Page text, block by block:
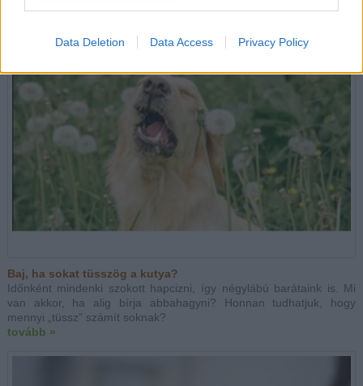
Data Deletion Data Access Privacy Policy
Baj, ha sokat tüsszög a kutya?
Időnként mindenki szokott hapcizni, így négylábú barátaink is. Mi
van akkor, ha alig bírja abbahagyni? Honnan tudhatjuk, hogy
mennyi „tüssz” számít soknak?
tovább »